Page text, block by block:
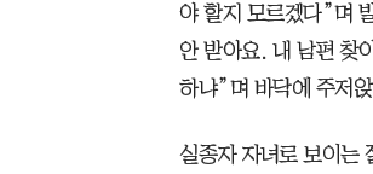
야 할지 모르겠다”며
안 받아요. 내 남편 찾
하냐”며 바닥에 주저
실종자 자녀로 보이는